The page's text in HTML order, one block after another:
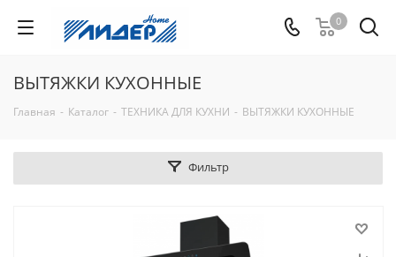
0
ВЫТЯЖКИ КУХОННЫЕ
Главная - Каталог - ТЕХНИКА ДЛЯ КУХНИ - ВЫТЯЖКИ КУХОННЫЕ
Фильтр